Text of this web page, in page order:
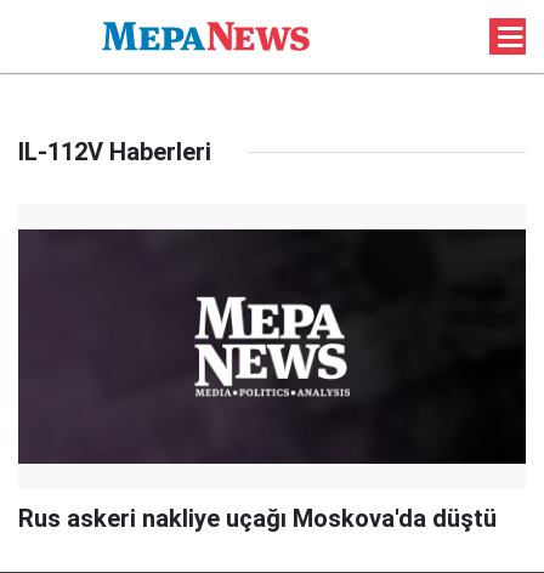
IL-112V Haberleri
Rus askeri nakliye uçağı Moskova'da düştü